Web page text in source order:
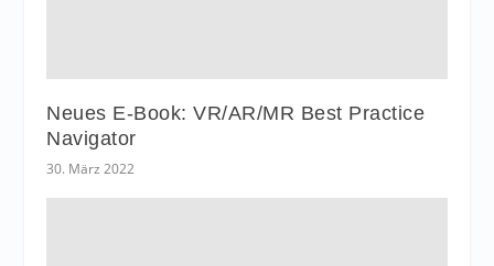
Neues E-Book: VR/AR/MR Best Practice
Navigator
30. März 2022